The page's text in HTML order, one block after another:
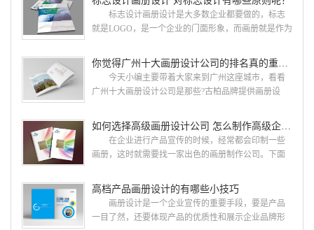
册设计哪家公司好？本地人都会选择古柏品牌设
计 广州古柏品牌设计有限公司成立于2004年，是
由一群专业、独特的IT精英组成的团队。一直以来，
国网络应用的现状和趋势有很深的...
标志设计画册设计是大多数企业都要做的，标志
就是LOGO，是一个企业的门面形象，而画册就是作为
设计画册设计两个都是不能缺少的。标志设计画册设
计 简练、概括、完美!即要成功到几乎找不至更好
的替代方案的程度是我们的目标，其难度比之其它任
何艺术设计都要大得多。因此古柏品牌设计对标志设
用目的、适用范畴并深刻...
今天小编主要带着大家来到广州这座城市，看看
广州十大画册设计公司是那些?古柏品牌提供画册设
计经验,服务过3000多家的广州集团/单位/产品/目录画
册设计/印刷公司。相信不少喜欢设计的小伙伴都会对
今天的内容感兴趣吧! 一、广州的古柏设计 古
柏品牌设计系品牌策划与推广，企业vi形象设计、平面
广的专业...
在企业进行产品宣传的时候，经常都会印制一些
画册，这时就需要找一家出色的画册制作公司。下面
司，怎么制作高级企业画册?高级画册设计公司 如
何选择高级画册设计公司 首先是员工的能力是否
过硬。这包括调研人员观察捕捉信息、与企业顺利沟
通进而获取重要信息的能力;摄影人员拍摄出真实有效
高档产品画册设计的有哪些小技巧
画册设计是一个企业宣传的重要手段，要是产品
一目了然，还要体现产品的优质性和展示企业品牌形